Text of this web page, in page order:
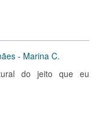
- Marina C.
do jeito que eu